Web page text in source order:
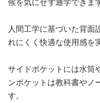
人間工学に基づいた背面
れにくく快適な使用感を
サイドポケットには水筒
ンポケットは教科書やノ
す。